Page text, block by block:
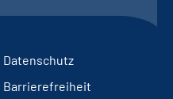
Datenschutz
Barrierefreiheit